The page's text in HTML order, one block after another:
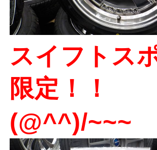
スイフトス
限定！！
(@^^)/~~~